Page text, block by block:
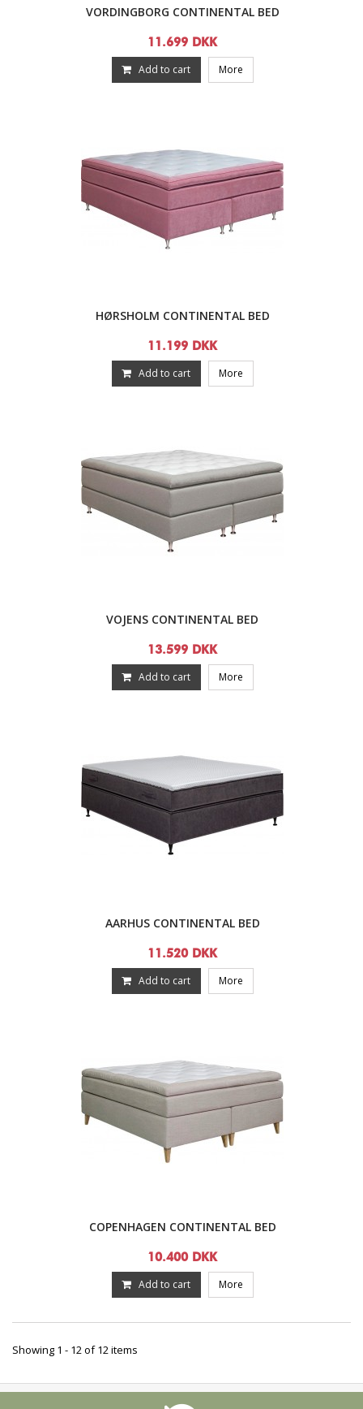
VORDINGBORG CONTINENTAL BED
11.699 DKK
Add to cart More
HØRSHOLM CONTINENTAL BED
11.199 DKK
Add to cart More
VOJENS CONTINENTAL BED
13.599 DKK
Add to cart More
AARHUS CONTINENTAL BED
11.520 DKK
Add to cart More
COPENHAGEN CONTINENTAL BED
10.400 DKK
Add to cart More
Showing 1 - 12 of 12 items